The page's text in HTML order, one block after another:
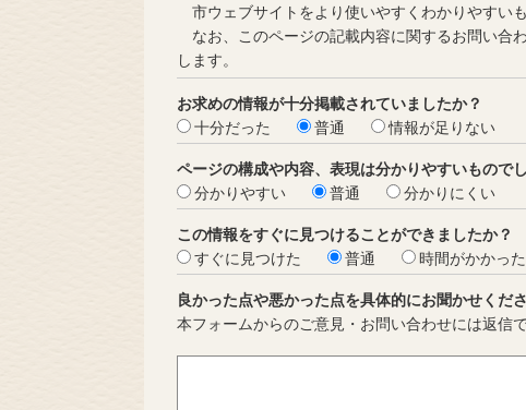
市ウェブサイトをより使いやすくわかりやすい
なお、このページの記載内容に関するお問い合
します。
お求めの情報が十分掲載されていましたか？
十分だった
普通 情報が足りない
ページの構成や内容、表現は分かりやすいもので
分かりやすい
普通 分かりにくい
この情報をすぐに見つけることができましたか？
すぐに見つけた
普通 時間がかかった
良かった点や悪かった点を具体的にお聞かせくださ
本フォームからのご意見・お問い合わせには返信